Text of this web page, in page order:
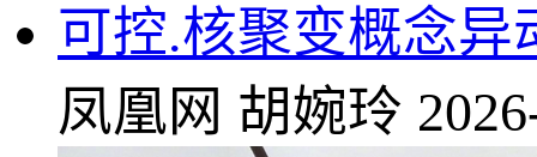
可控.核聚变概念异
凤凰网 胡婉玲